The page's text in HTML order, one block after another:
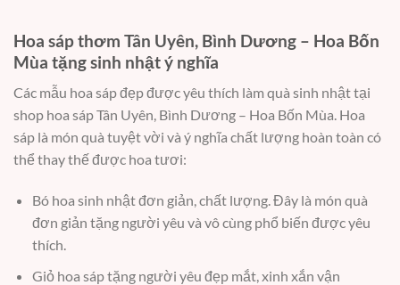
Hoa sáp thơm Tân Uyên, Bình Dương – Hoa Bốn
Mùa tặng sinh nhật ý nghĩa
Các mẫu hoa sáp đẹp được yêu thích làm quà sinh nhật tại
shop hoa sáp Tân Uyên, Bình Dương – Hoa Bốn Mùa. Hoa
sáp là món quà tuyệt vời và ý nghĩa chất lượng hoàn toàn có
thể thay thế được hoa tươi:
Bó hoa sinh nhật đơn giản, chất lượng. Đây là món quà
đơn giản tặng người yêu và vô cùng phổ biến được yêu
thích.
Giỏ hoa sáp tặng người yêu đẹp mắt, xinh xắn vận